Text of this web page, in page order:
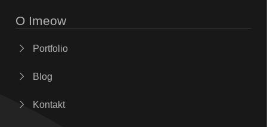
O Imeow
Portfolio
Blog
Kontakt